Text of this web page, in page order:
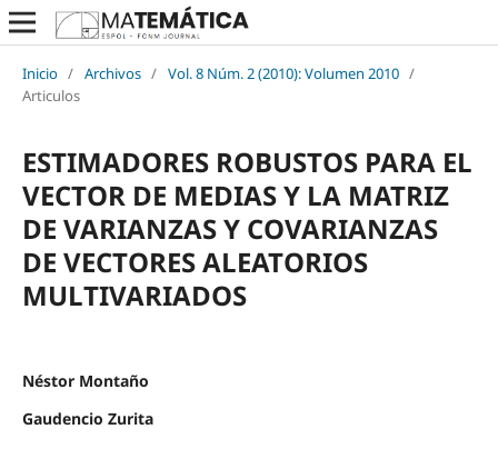
Inicio / Archivos / Vol. 8 Núm. 2 (2010): Volumen 2010 /
Articulos
ESTIMADORES ROBUSTOS PARA EL
VECTOR DE MEDIAS Y LA MATRIZ
DE VARIANZAS Y COVARIANZAS
DE VECTORES ALEATORIOS
MULTIVARIADOS
Néstor Montaño
Gaudencio Zurita